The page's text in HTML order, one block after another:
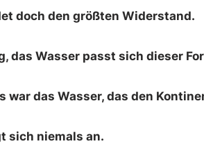
doch den größten Widerstand.
das Wasser passt sich dieser
das Wasser, das den
sich niemals an.